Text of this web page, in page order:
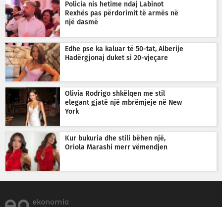
Policia nis hetime ndaj Labinot
Rexhës pas përdorimit të armës në
një dasmë
Edhe pse ka kaluar të 50-tat, Alberije
Hadërgjonaj duket si 20-vjeçare
Olivia Rodrigo shkëlqen me stil
elegant gjatë një mbrëmjeje në New
York
Kur bukuria dhe stili bëhen një,
Oriola Marashi merr vëmendjen